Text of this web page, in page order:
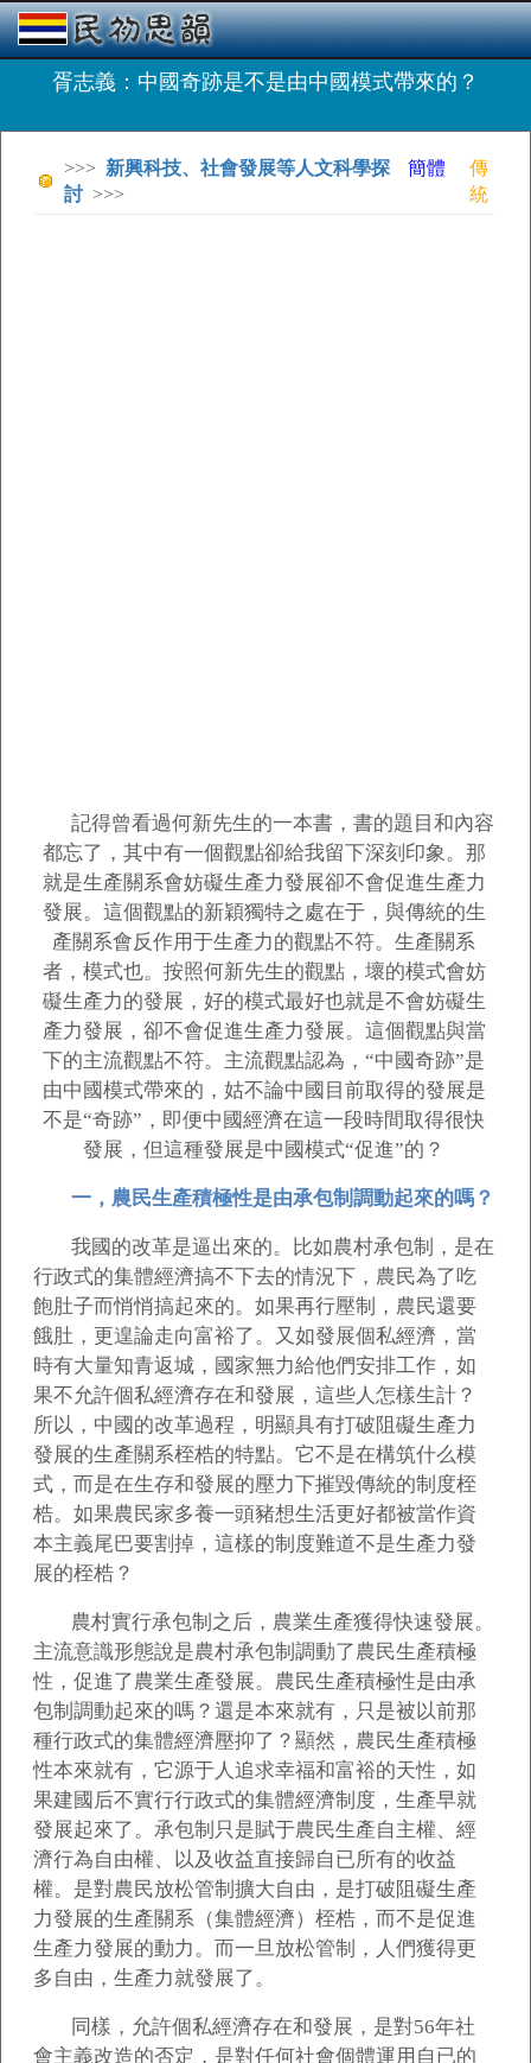
胥志義：中國奇跡是不是由中國模式帶來的？
>>> 新興科技、社會發展等人文科學探
討>>>
簡體
傳
統
記得曾看過何新先生的一本書，書的題目和內容
都忘了，其中有一個觀點卻給我留下深刻印象。那
就是生產關系會妨礙生產力發展卻不會促進生產力
發展。這個觀點的新穎獨特之處在于，與傳統的生
產關系會反作用于生產力的觀點不符。生產關系
者，模式也。按照何新先生的觀點，壞的模式會妨
礙生產力的發展，好的模式最好也就是不會妨礙生
產力發展，卻不會促進生產力發展。這個觀點與當
下的主流觀點不符。主流觀點認為，“中國奇跡”是
由中國模式帶來的，姑不論中國目前取得的發展是
不是“奇跡”，即便中國經濟在這一段時間取得很快
發展，但這種發展是中國模式“促進”的？
一，農民生產積極性是由承包制調動起來的嗎？
我國的改革是逼出來的。比如農村承包制，是在
行政式的集體經濟搞不下去的情況下，農民為了吃
飽肚子而悄悄搞起來的。如果再行壓制，農民還要
餓肚，更遑論走向富裕了。又如發展個私經濟，當
時有大量知青返城，國家無力給他們安排工作，如
果不允許個私經濟存在和發展，這些人怎樣生計？
所以，中國的改革過程，明顯具有打破阻礙生產力
發展的生產關系桎梏的特點。它不是在構筑什么模
式，而是在生存和發展的壓力下摧毀傳統的制度桎
梏。如果農民家多養一頭豬想生活更好都被當作資
本主義尾巴要割掉，這樣的制度難道不是生產力發
展的桎梏？
農村實行承包制之后，農業生產獲得快速發展。
主流意識形態說是農村承包制調動了農民生產積極
性，促進了農業生產發展。農民生產積極性是由承
包制調動起來的嗎？還是本來就有，只是被以前那
種行政式的集體經濟壓抑了？顯然，農民生產積極
性本來就有，它源于人追求幸福和富裕的天性，如
果建國后不實行行政式的集體經濟制度，生產早就
發展起來了。承包制只是賦于農民生產自主權、經
濟行為自由權、以及收益直接歸自已所有的收益
權。是對農民放松管制擴大自由，是打破阻礙生產
力發展的生產關系（集體經濟）桎梏，而不是促進
生產力發展的動力。而一旦放松管制，人們獲得更
多自由，生產力就發展了。
同樣，允許個私經濟存在和發展，是對56年社
會主義改造的否定，是對任何社會個體運用自已的